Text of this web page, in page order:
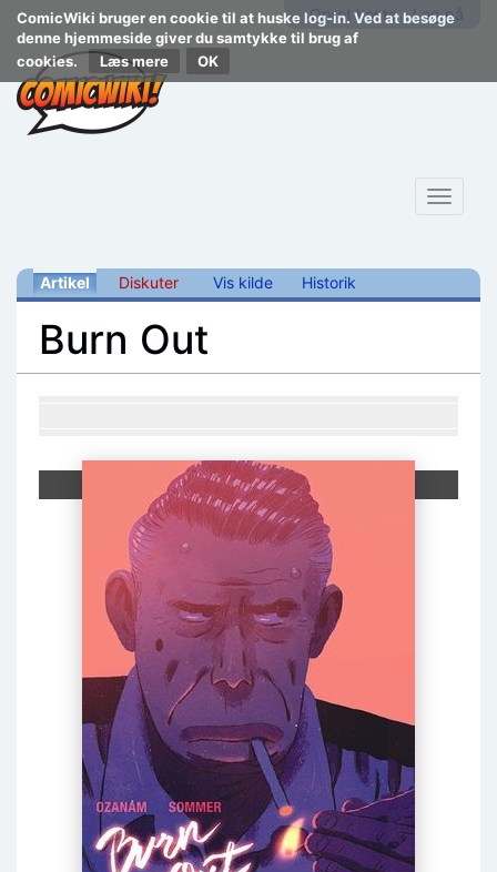
ComicWiki bruger en cookie til at huske log-in. Ved at besøge
denne hjemmeside giver du samtykke til brug af
cookies.
Læs mere
Opret konto Log på
Toggle
Artikel Diskuter Vis kilde Historik
Burn Out